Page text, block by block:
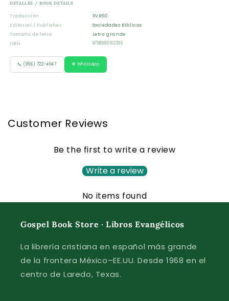
DETALLES / BOOK DETAILS
Traducción
RVR60
Editorial / Publisher
Sociedades Bíblicas
Tamaño de letra
Letra grande
ISBN
9798885162333
📞 (956) 722-4047 💬 WhatsApp
Customer Reviews
Be the first to write a review
Write a review
No items found
Gospel Book Store · Libros Evangélicos
La librería cristiana en español más grande
de la frontera México–EE.UU. Desde 1968 en el
centro de Laredo, Texas.